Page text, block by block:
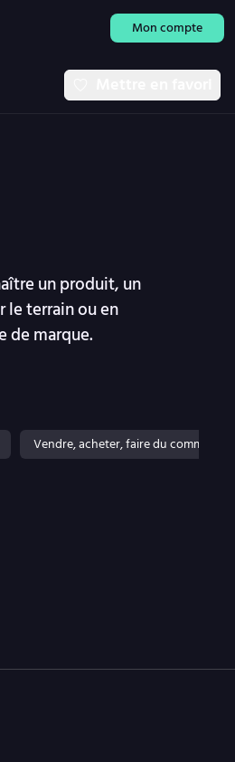
Mon compte
Vendre, acheter, faire du commerce
un produit, un
le terrain ou en
de marque.